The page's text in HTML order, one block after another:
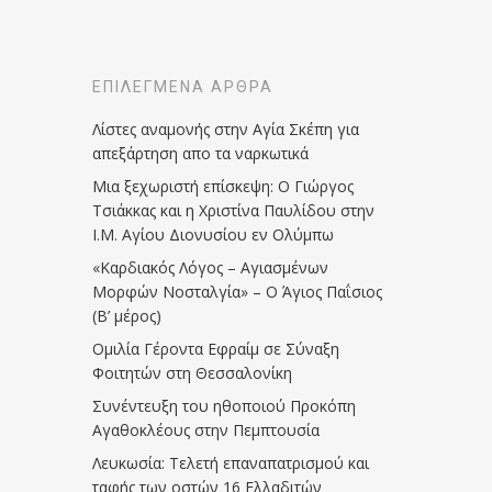
ΕΠΙΛΕΓΜΈΝΑ ΆΡΘΡΑ
Λίστες αναμονής στην Αγία Σκέπη για
απεξάρτηση απο τα ναρκωτικά
Μια ξεχωριστή επίσκεψη: Ο Γιώργος
Τσιάκκας και η Χριστίνα Παυλίδου στην
Ι.Μ. Αγίου Διονυσίου εν Ολύμπω
«Καρδιακός Λόγος – Αγιασμένων
Μορφών Νοσταλγία» – Ο Άγιος Παΐσιος
(Β’ μέρος)
Ομιλία Γέροντα Εφραίμ σε Σύναξη
Φοιτητών στη Θεσσαλονίκη
Συνέντευξη του ηθοποιού Προκόπη
Αγαθοκλέους στην Πεμπτουσία
Λευκωσία: Τελετή επαναπατρισμού και
ταφής των οστών 16 Ελλαδιτών